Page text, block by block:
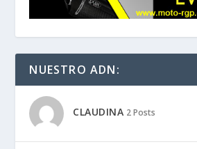
NUESTRO ADN:
CLAUDINA 2 Posts